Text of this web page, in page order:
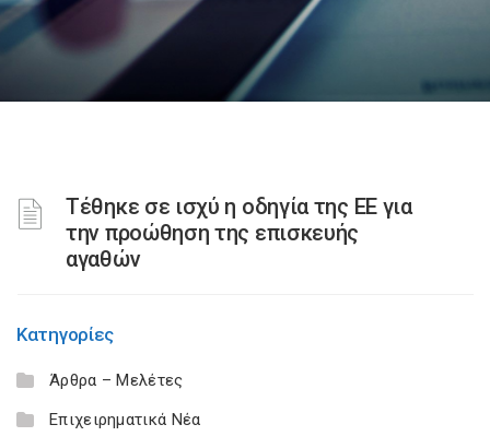
Τέθηκε σε ισχύ η οδηγία της ΕΕ για
την προώθηση της επισκευής
αγαθών
Κατηγορίες
Άρθρα – Μελέτες
Επιχειρηματικά Νέα